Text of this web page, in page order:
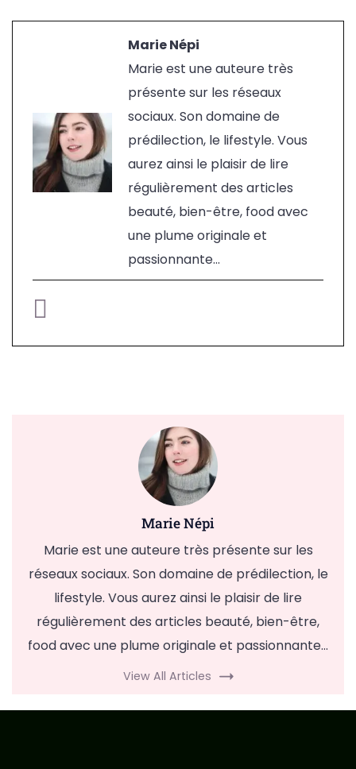
Marie Népi
Marie est une auteure très
présente sur les réseaux
sociaux. Son domaine de
prédilection, le lifestyle. Vous
aurez ainsi le plaisir de lire
régulièrement des articles
beauté, bien-être, food avec
une plume originale et
passionnante...
Marie Népi
Marie est une auteure très présente sur les
réseaux sociaux. Son domaine de prédilection, le
lifestyle. Vous aurez ainsi le plaisir de lire
régulièrement des articles beauté, bien-être,
food avec une plume originale et passionnante...
View All Articles